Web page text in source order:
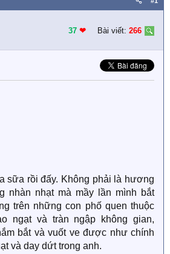
37 ❤︎ Bài viết: 266
sữa rồi đấy. Không phải là hương
nhàn nhạt mà mầy lần mình bắt
trên những con phố quen thuộc
ngạt và tràn ngập không gian,
bắt và vuốt ve được như chính
và day dứt trong anh.